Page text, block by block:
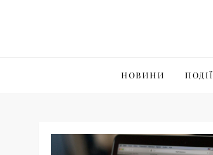
НОВИНИ ПОДІЇ